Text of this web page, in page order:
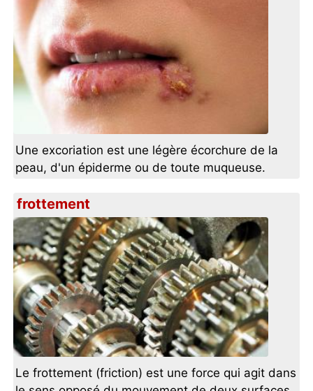
Une excoriation est une légère écorchure de la
peau, d'un épiderme ou de toute muqueuse.
frottement
Le frottement (friction) est une force qui agit dans